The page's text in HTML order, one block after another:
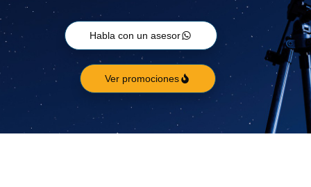
Habla con un asesor
Ver promociones